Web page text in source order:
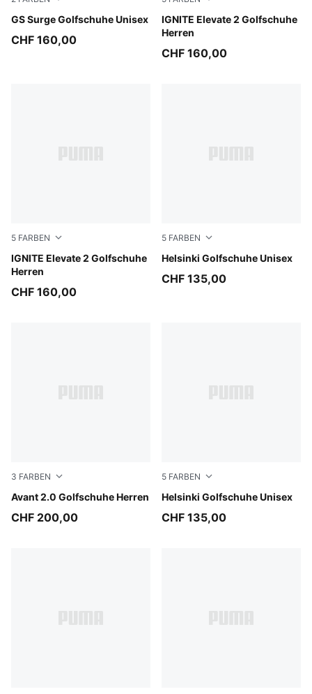
GS Surge Golfschuhe Unisex
PUMA Black-Warm White-PUMA Black
CHF 160,00
IGNITE Elevate 2 Golfschuhe
Herren
PUMA White-Dark Indigo-
CHF 160,00
5 FARBEN
IGNITE Elevate 2 Golfschuhe
Herren
PUMA Black-PUMA Silver-Slate Sky
CHF 160,00
5 FARBEN
Helsinki Golfschuhe Unisex
Fudge-Birch-Warm White
CHF 135,00
3 FARBEN
Avant 2.0 Golfschuhe Herren
Warm White-Mouse Gray-Totally Taupe
CHF 200,00
5 FARBEN
Helsinki Golfschuhe Unisex
Inky Blue-Deep Navy-
CHF 135,00